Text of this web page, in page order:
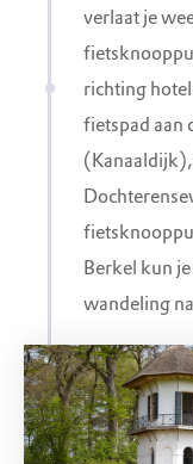
Bijzondere en
donderdag
aan het werk
uur de tuin
welkom!
verlaat je
richting
fietspad aan
Berkel kun
wandeling